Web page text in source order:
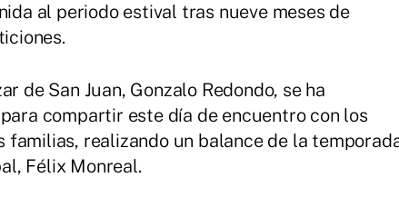
al periodo estival tras nueve meses de
de San Juan, Gonzalo Redondo, se ha
compartir este día de encuentro con los
realizando un balance de la
Félix Monreal.